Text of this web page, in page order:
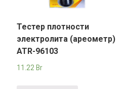
Тестер плотности
электролита (ареометр)
ATR-96103
11.22 Br